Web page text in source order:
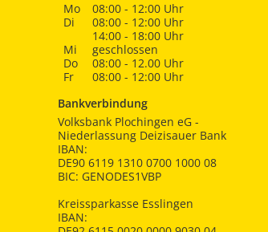
Mo
08:00 - 12:00 Uhr
Di
08:00 - 12:00 Uhr
14:00 - 18:00 Uhr
Mi
geschlossen
Do
08:00 - 12.00 Uhr
Fr
08:00 - 12:00 Uhr
Bankverbindung
Volksbank Plochingen eG -
Niederlassung Deizisauer Bank
IBAN:
DE90 6119 1310 0700 1000 08
BIC: GENODES1VBP
Kreissparkasse Esslingen
IBAN: